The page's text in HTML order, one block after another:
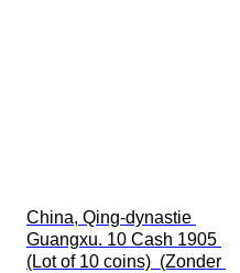
China, Qing-dynastie
Guangxu. 10 Cash 1905
(Lot of 10 coins)  (Zonder